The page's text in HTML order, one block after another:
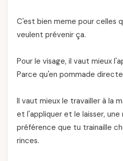
C'est bien meme pour celles
veulent prévenir ça.
Pour le visage, il vaut mieux
Parce qu'en pommade
Il vaut mieux le travailler à la
et l'appliquer et le laisser, une
préférence que tu trainaille
rinces.